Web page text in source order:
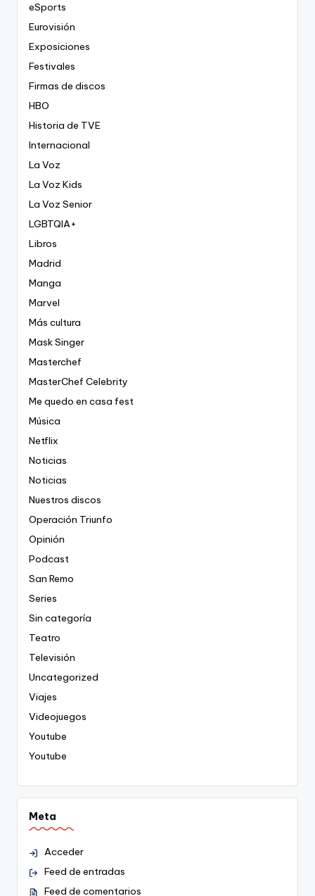
eSports
Eurovisión
Exposiciones
Festivales
Firmas de discos
HBO
Historia de TVE
Internacional
La Voz
La Voz Kids
La Voz Senior
LGBTQIA+
Libros
Madrid
Manga
Marvel
Más cultura
Mask Singer
Masterchef
MasterChef Celebrity
Me quedo en casa fest
Música
Netflix
Noticias
Noticias
Nuestros discos
Operación Triunfo
Opinión
Podcast
San Remo
Series
Sin categoría
Teatro
Televisión
Uncategorized
Viajes
Videojuegos
Youtube
Youtube
Meta
Acceder
Feed de entradas
Feed de comentarios